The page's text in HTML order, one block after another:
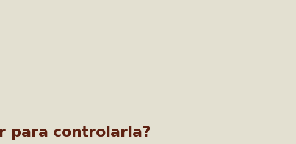
para controlarla?